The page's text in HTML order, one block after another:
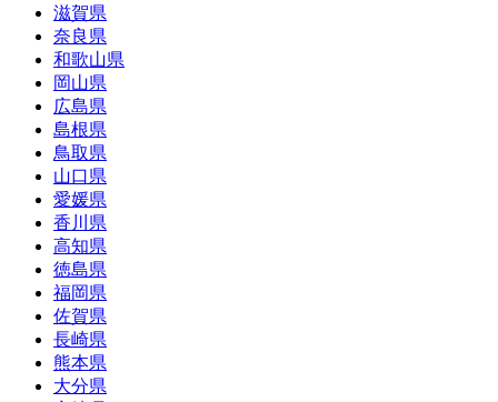
滋賀県
奈良県
和歌山県
岡山県
広島県
島根県
鳥取県
山口県
愛媛県
香川県
高知県
徳島県
福岡県
佐賀県
長崎県
熊本県
大分県